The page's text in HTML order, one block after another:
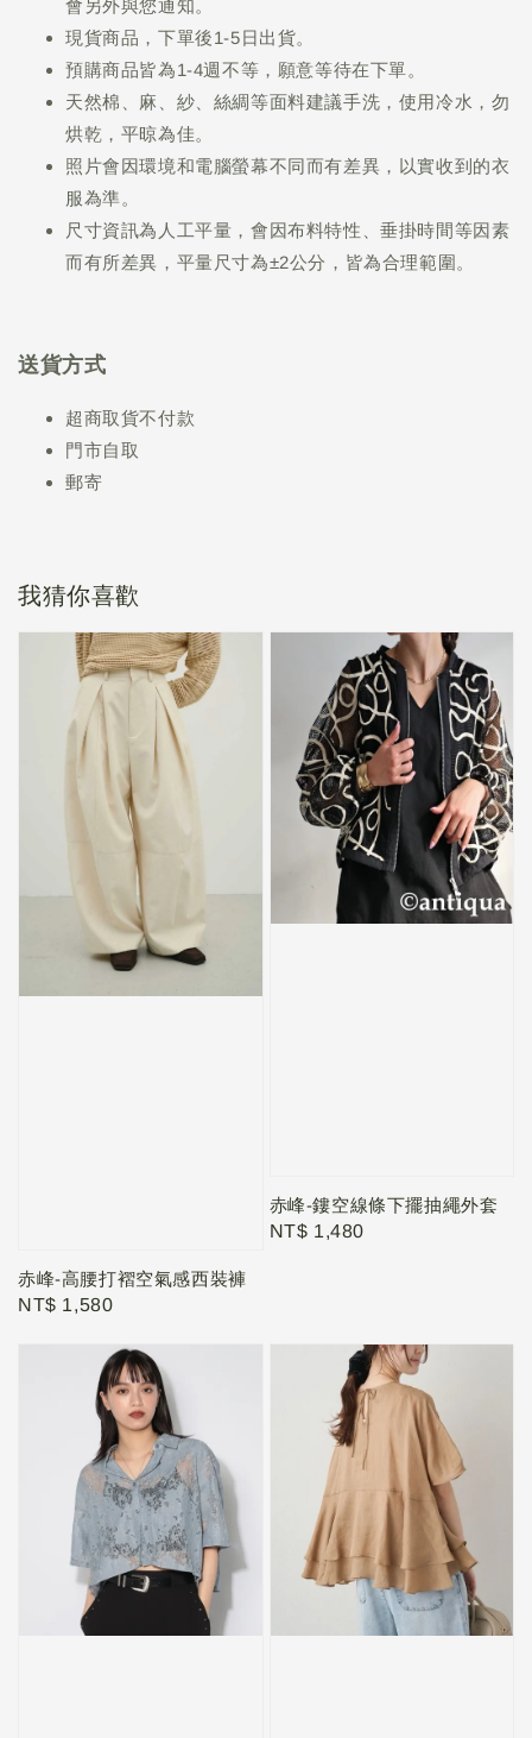
會另外與您通知。
現貨商品，下單後1-5日出貨。
預購商品皆為1-4週不等，願意等待在下單。
天然棉、麻、紗、絲綢等面料建議手洗，使用冷水，勿
烘乾，平晾為佳。
照片會因環境和電腦螢幕不同而有差異，以實收到的衣
服為準。
尺寸資訊為人工平量，會因布料特性、垂掛時間等因素
而有所差異，平量尺寸為±2公分，皆為合理範圍。
送貨方式
超商取貨不付款
門市自取
郵寄
我猜你喜歡
赤峰-高腰打褶空氣感西裝褲
Regular
NT$ 1,580
赤峰-鏤空線條下擺抽繩外套
Regular
NT$ 1,480